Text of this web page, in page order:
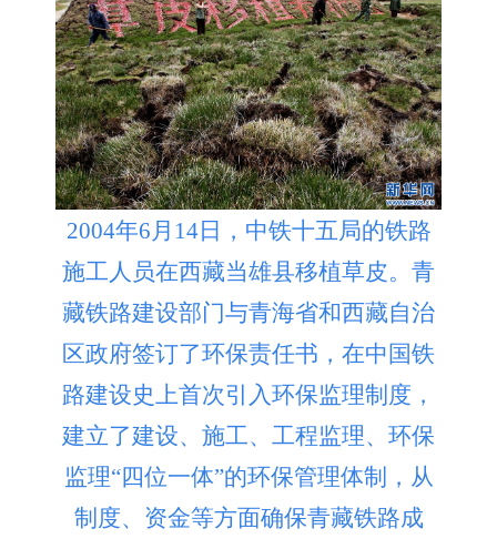
2004年6月14日，中铁十五局的铁路
施工人员在西藏当雄县移植草皮。青
藏铁路建设部门与青海省和西藏自治
区政府签订了环保责任书，在中国铁
路建设史上首次引入环保监理制度，
建立了建设、施工、工程监理、环保
监理“四位一体”的环保管理体制，从
制度、资金等方面确保青藏铁路成